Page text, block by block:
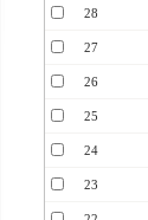
28
27
26
25
24
23